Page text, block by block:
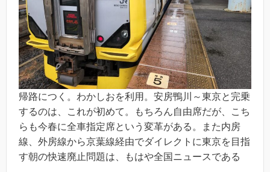
帰路につく。わかしおを利用。安房鴨川～東京と完乗
するのは、これが初めて。もちろん自由席だが、こち
らも今春に全車指定席という変革がある。また内房
線、外房線から京葉線経由でダイレクトに東京を目指
す朝の快速廃止問題は、もはや全国ニュースである